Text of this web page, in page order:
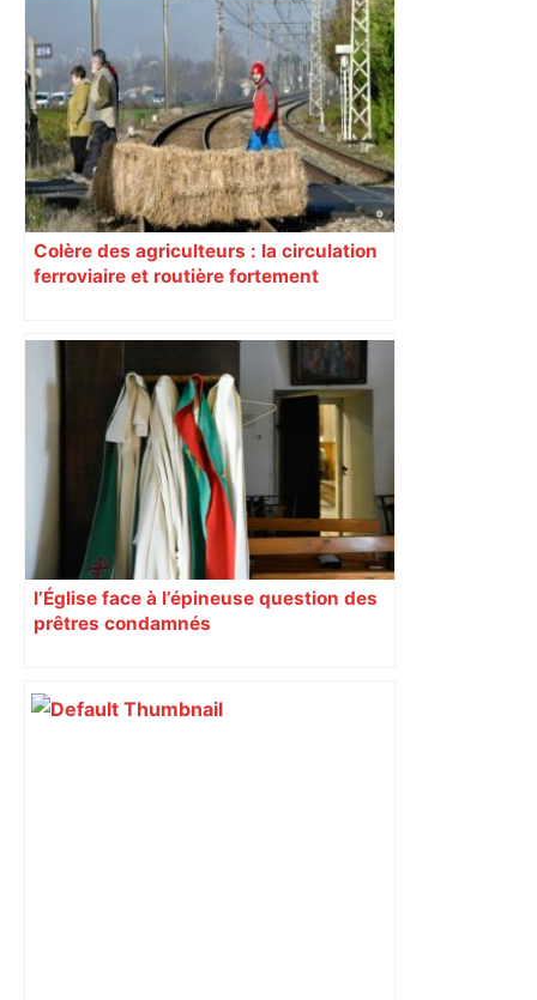
"C’est l’une des plus fortes
fréquentations du circuit" : Toulouse
est-elle la capitale du poker amateur –
ladepeche.fr
Colère des agriculteurs : la circulation
ferroviaire et routière fortement
l’Église face à l’épineuse question des
prêtres condamnés